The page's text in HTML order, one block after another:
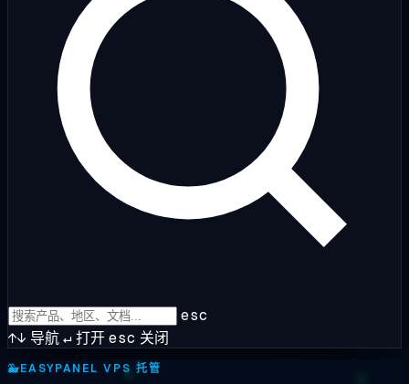
esc
↑↓ 导航↵打开esc 关闭
🐳EASYPANEL VPS 托管